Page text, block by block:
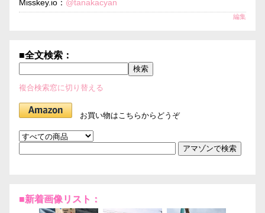
Misskey.io： @tanakacyan
編集
■全文検索：
複合検索窓に切り替える
お買い物はこちらからどうぞ
■新着画像リスト：